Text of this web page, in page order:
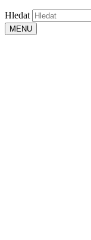
Hledat
MENU